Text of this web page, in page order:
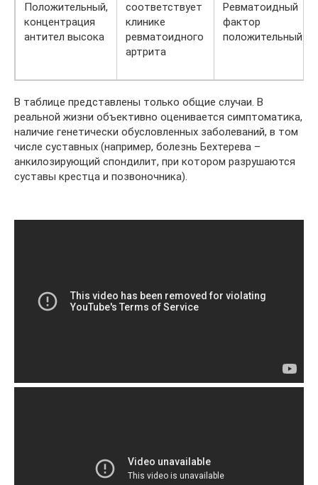
Положительный,
концентрация
антител высока
соответствует
клинике
ревматоидного
артрита
Ревматоидный
фактор
положительный
В таблице представлены только общие случаи. В
реальной жизни объективно оценивается симптоматика,
наличие генетически обусловленных заболеваний, в том
числе суставных (например, болезнь Бехтерева –
анкилозирующий спондилит, при котором разрушаются
суставы крестца и позвоночника).